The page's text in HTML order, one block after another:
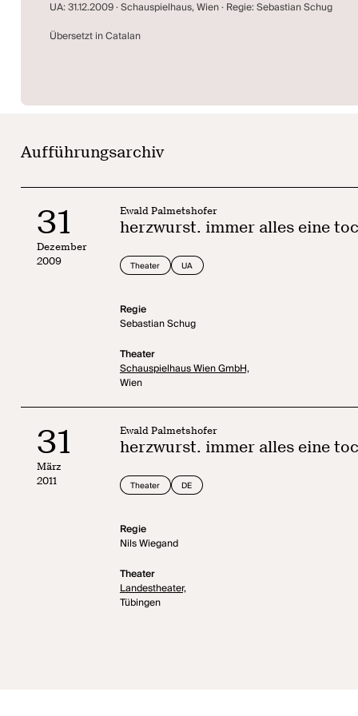
UA: 31.12.2009 · Schauspielhaus, Wien · Regie: Sebastian Schug
Übersetzt in Catalan
Aufführungsarchiv
31
Dezember
2009
Ewald Palmetshofer
herzwurst. immer alles eine
Theater UA
Regie
Sebastian Schug
Theater
Schauspielhaus Wien GmbH,
Wien
31
März
2011
Ewald Palmetshofer
herzwurst. immer alles eine
Theater DE
Regie
Nils Wiegand
Theater
Landestheater,
Tübingen